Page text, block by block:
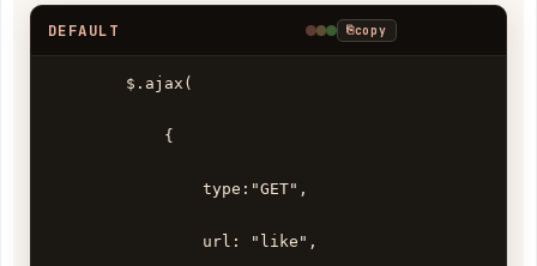
DEFAULT ⎘copy
        $.ajax(
            {
                type:"GET",
                url: "like",